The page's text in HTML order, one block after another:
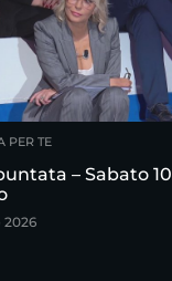
PER TE
– Sabato 10
2026